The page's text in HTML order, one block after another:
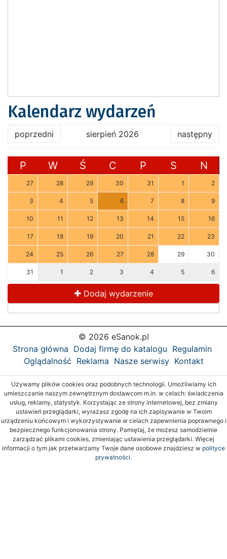
Kalendarz wydarzeń
poprzedni sierpień 2026 następny
P W Ś C P S N
27 28 29 30 31 1 2
3 4 5 6 7 8 9
10 11 12 13 14 15 16
17 18 19 20 21 22 23
24 25 26 27 28 29 30
31 1 2 3 4 5 6
Dodaj wydarzenie
© 2026 eSanok.pl
Strona główna Dodaj firmę do katalogu Regulamin
Oglądalność Reklama Nasze serwisy Kontakt
Używamy plików cookies oraz podobnych technologii. Umożliwiamy ich
umieszczanie naszym zewnętrznym dostawcom m.in. w celach: świadczenia
usług, reklamy, statystyk. Korzystając ze strony internetowej, bez zmiany
ustawień przeglądarki, wyrażasz zgodę na ich zapisywanie w Twoim
urządzeniu końcowym i wykorzystywanie w celach zapewnienia poprawnego i
bezpiecznego funkcjonowania strony. Pamiętaj, że możesz samodzielnie
zarządzać plikami cookies, zmieniając ustawienia przeglądarki. Więcej
informacji o tym jak przetwarzamy Twoje dane osobowe znajdziesz w polityce
prywatności.